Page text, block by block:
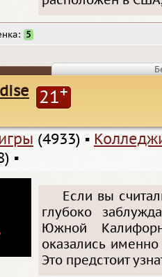
5
21+
(4933) ▪
▪
Если вы
глубоко
Южной
оказались
Это предстоит